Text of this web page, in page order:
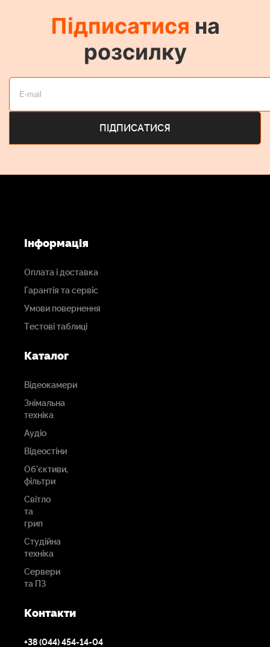
Підписатися на
розсилку
Інформація
Оплата і доставка
Гарантія та сервіс
Умови повернення
Тестові таблиці
Каталог
Відеокамери
Знімальна
техніка
Аудіо
Відеостіни
Об'єктиви,
фільтри
Світло
та
грип
Студійна
техніка
Сервери
та ПЗ
Контакти
+38 (044) 454-14-04